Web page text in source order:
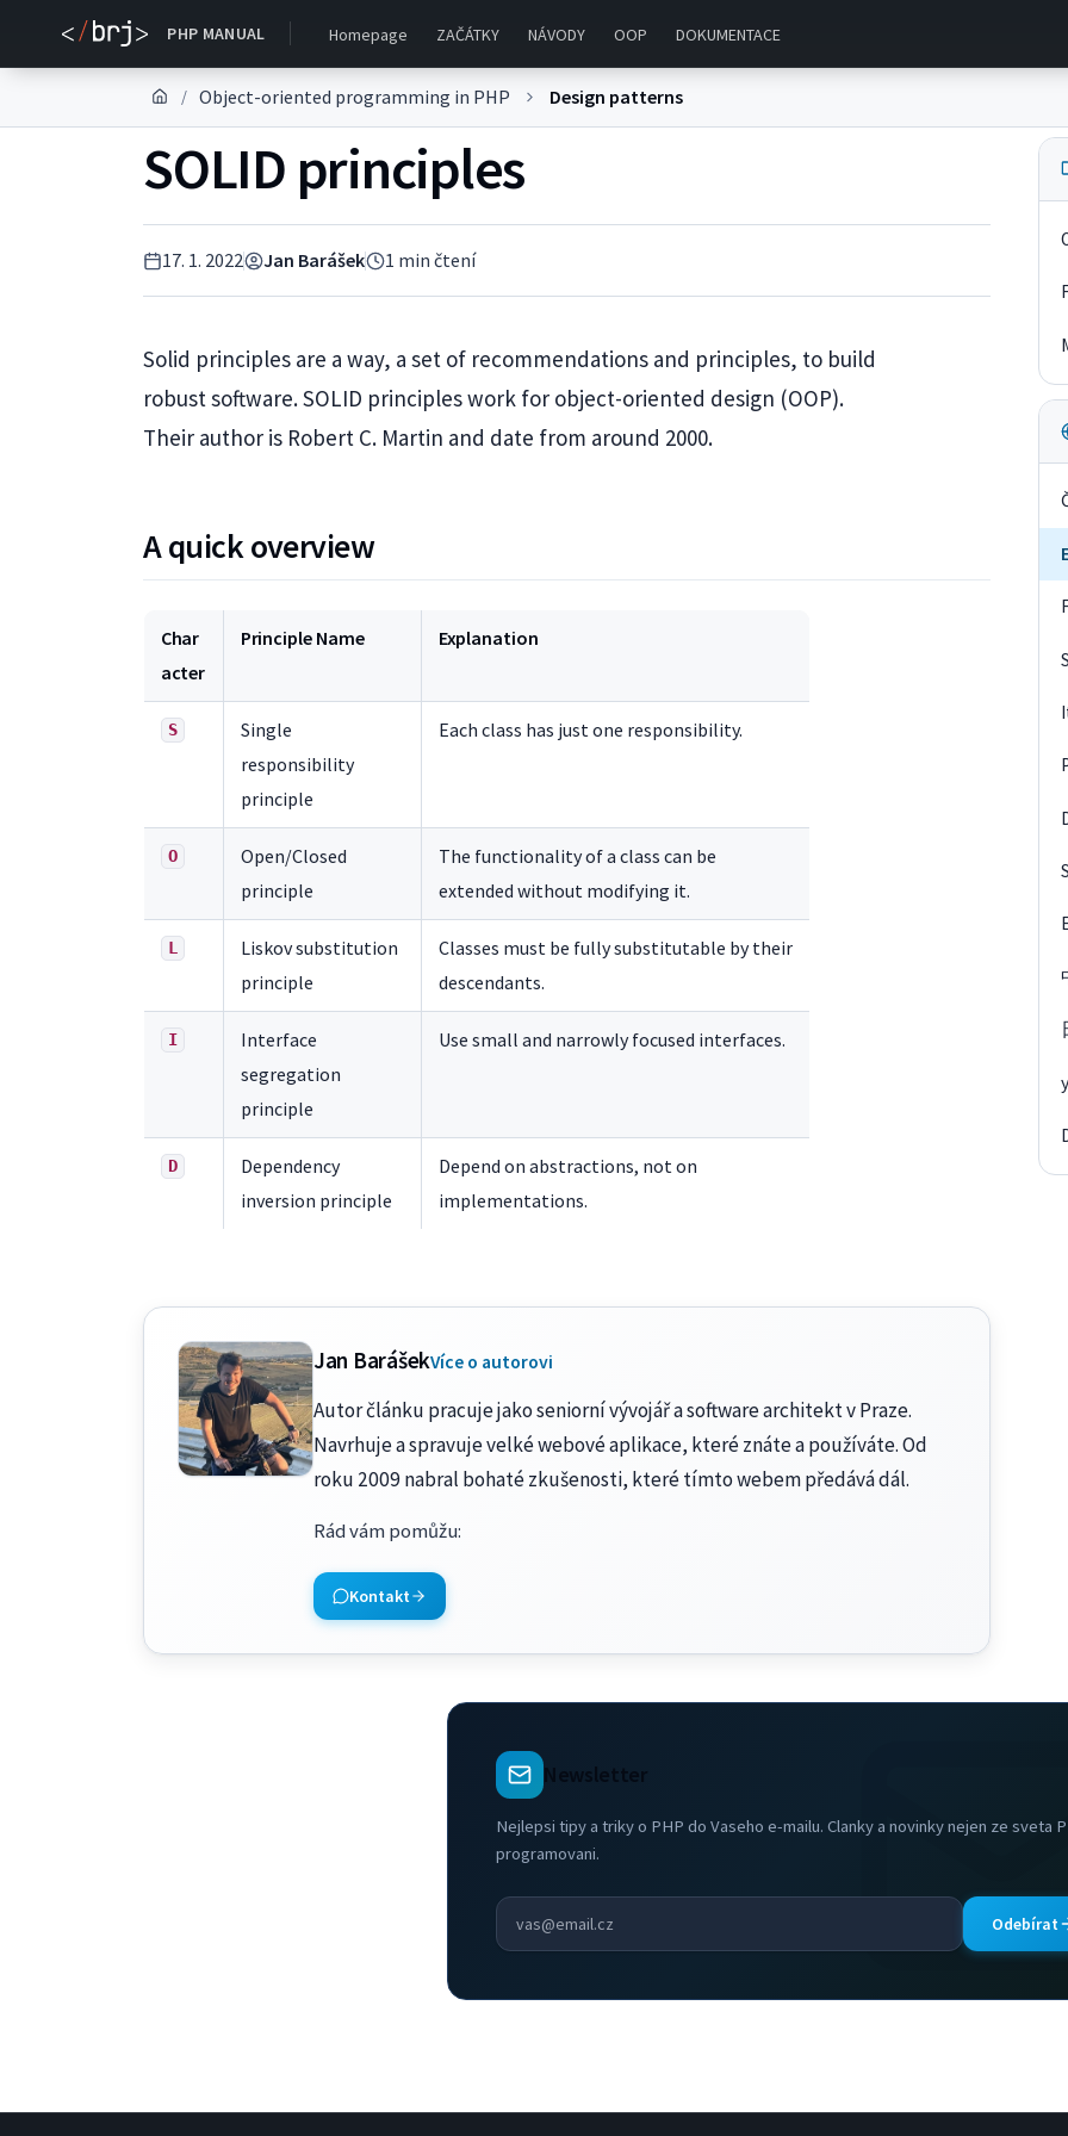
PHP MANUAL Homepage ZAČÁTKY NÁVODY OOP DOKUMENTACE
/ Object-oriented programming in PHP Design patterns
SOLID principles
17. 1. 2022 Jan Barášek 1 min čtení
Solid principles are a way, a set of recommendations and principles, to build
robust software. SOLID principles work for object-oriented design (OOP).
Their author is Robert C. Martin and date from around 2000.
A quick overview
Char
acter
Principle Name Explanation
S
Single
responsibility
principle
Each class has just one responsibility.
O
Open/Closed
principle
The functionality of a class can be
extended without modifying it.
L
Liskov substitution
principle
Classes must be fully substitutable by their
descendants.
I
Interface
segregation
principle
Use small and narrowly focused interfaces.
D
Dependency
inversion principle
Depend on abstractions, not on
implementations.
Jan BarášekVíce o autorovi
Autor článku pracuje jako seniorní vývojář a software architekt v Praze.
Navrhuje a spravuje velké webové aplikace, které znáte a používáte. Od
roku 2009 nabral bohaté zkušenosti, které tímto webem předává dál.
Rád vám pomůžu:
Kontakt
Newsletter
Nejlepsi tipy a triky o PHP do Vaseho e-mailu. Clanky a novinky nejen ze sveta
programovani.
Odebírat